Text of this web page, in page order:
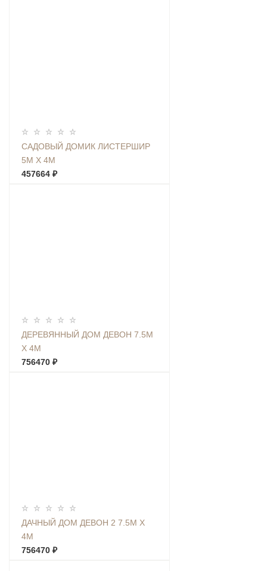
САДОВЫЙ ДОМИК ЛИСТЕРШИР
5М Х 4М
457664 ₽
ДЕРЕВЯННЫЙ ДОМ ДЕВОН 7.5М
Х 4М
756470 ₽
ДАЧНЫЙ ДОМ ДЕВОН 2 7.5М Х
4М
756470 ₽